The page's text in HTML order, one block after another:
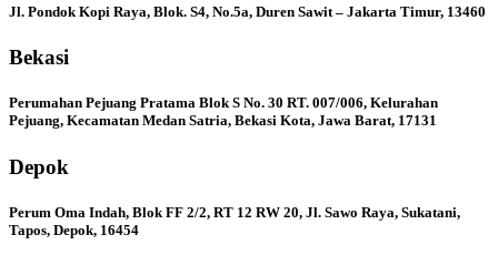
Jl. Pondok Kopi Raya, Blok. S4, No.5a, Duren Sawit – Jakarta Timur, 13460
Bekasi
Perumahan Pejuang Pratama Blok S No. 30 RT. 007/006, Kelurahan
Pejuang, Kecamatan Medan Satria, Bekasi Kota, Jawa Barat, 17131
Depok
Perum Oma Indah, Blok FF 2/2, RT 12 RW 20, Jl. Sawo Raya, Sukatani,
Tapos, Depok, 16454